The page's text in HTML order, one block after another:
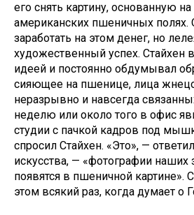
его снять картину, основанную
американских пшеничных
заработать на этом денег, но
художественный успех. Стайхен
идеей и постоянно обдумывал
сияющее на пшенице, лица
неразрывно и навсегда
неделю или около того в офис
студии с пачкой кадров под
спросил Стайхен. «Это», —
искусства, — «фотографии наших
появятся в пшеничной картине».
этом всякий раз, когда думает о